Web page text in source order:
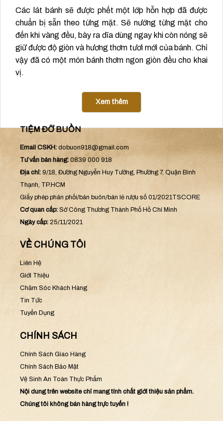
Các lát bánh sẽ được phết một lớp hỗn hợp đã được
chuẩn bị sẵn theo từng mặt. Sẽ nướng từng mặt cho
đến khi vàng đều, bày ra dĩa dùng ngay khi còn nóng sẽ
giữ được độ giòn và hương thơm tươi mới của bánh. Chỉ
vậy đã có một món bánh thơm ngon giòn đều cho khai
vị.
Xem thêm
TIỆM ĐỠ BUỒN
Email CSKH: dobuon918@gmail.com
Tư vấn bán hàng: 0839 000 918
Địa chỉ: 9/18, Đường Nguyễn Huy Tưởng, Phường 7, Quận Bình
Thạnh, TP.HCM
Giấy phép phân phối/bán buôn/bán lẻ rượu số 01/2021TSCORE
Cơ quan cấp: Sở Công Thương Thành Phố Hồ Chí Minh
Ngày cấp: 25/11/2021
VỀ CHÚNG TÔI
Liên Hệ
Giới Thiệu
Chăm Sóc Khách Hàng
Tin Tức
Tuyển Dụng
CHÍNH SÁCH
Chính Sách Giao Hàng
Chính Sách Bảo Mật
Vệ Sinh An Toàn Thực Phẩm
Nội dung trên website chỉ mang tính chất giới thiệu sản phẩm.
Chúng tôi không bán hàng trực tuyến !